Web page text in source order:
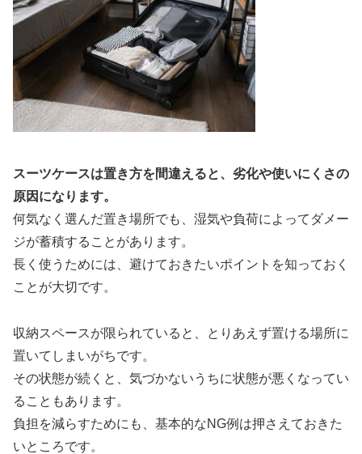
スーツケースは置き方を間違えると、劣化や使いにくさの
原因になります。
何気なく選んだ置き場所でも、湿気や負荷によってダメー
ジが蓄積することがあります。
長く使うためには、避けておきたいポイントを知っておく
ことが大切です。
収納スペースが限られていると、とりあえず置ける場所に
置いてしまいがちです。
その状態が続くと、気づかないうちに状態が悪くなってい
ることもあります。
負担を減らすためにも、基本的なNG例は押さえておきた
いところです。